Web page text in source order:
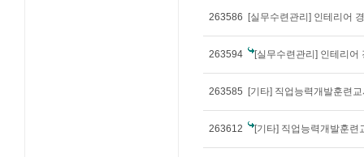
263586 [실무수련관리] 인테리어
263594 [실무수련관리] 인테리
263585
263612 [기타] 직업능력개발훈련교사 자격기준